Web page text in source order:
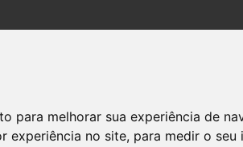
para melhorar sua experiência de
experiência no site, para medir o seu